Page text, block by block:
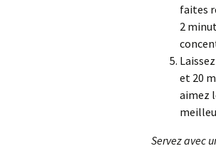
faites
2
et 20
aimez
Servez avec